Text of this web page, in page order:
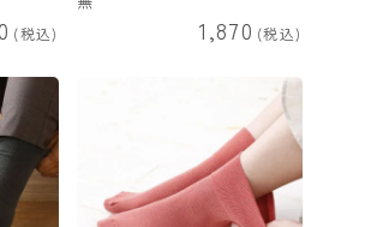
税込 1,870 税込